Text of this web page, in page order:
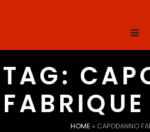
TAG:
HOME » CAPODANNO